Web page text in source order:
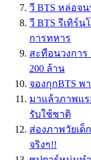
วี BTS หล่อจ
วี BTS รีเทิร์น
การทหาร
สะทือนวงกา
200 ล้าน
จองกุกBTS พ
มาแล้วภาพแร
รับใช้ชาติ
ส่องภาพวัยเ
จริงๆ!!